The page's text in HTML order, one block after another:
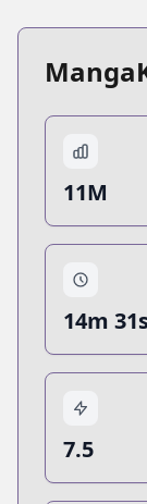
11M
14m
7.5